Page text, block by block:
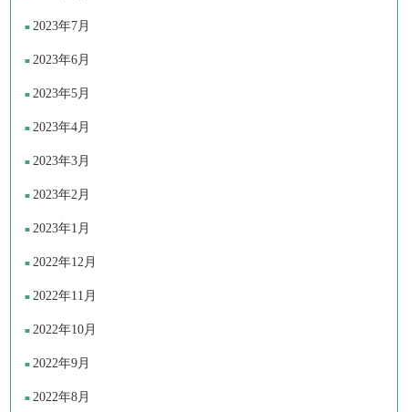
2023年7月
2023年6月
2023年5月
2023年4月
2023年3月
2023年2月
2023年1月
2022年12月
2022年11月
2022年10月
2022年9月
2022年8月